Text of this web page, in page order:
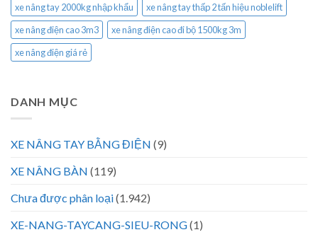
xe nâng tay 2000kg nhập khẩu
xe nâng tay thấp 2 tấn hiệu noblelift
xe nâng điện cao 3m3
xe nâng điện cao đi bộ 1500kg 3m
xe nâng điện giá rẻ
DANH MỤC
XE NÂNG TAY BẰNG ĐIỆN (9)
XE NÂNG BÀN (119)
Chưa được phân loại(1.942)
XE-NANG-TAYCANG-SIEU-RONG(1)